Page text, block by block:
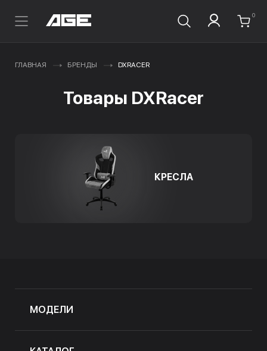
0
ГЛАВНАЯ БРЕНДЫ DXRACER
Товары DXRacer
КРЕСЛА
МОДЕЛИ